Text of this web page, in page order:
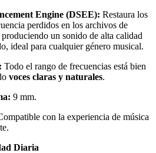
Engine (DSEE): Restaura los
perdidos en los archivos de
un sonido de alta calidad
ideal para cualquier género musical.
Todo el rango de frecuencias está bien
voces claras y naturales.
9 mm.
con la experiencia de música
Diaria